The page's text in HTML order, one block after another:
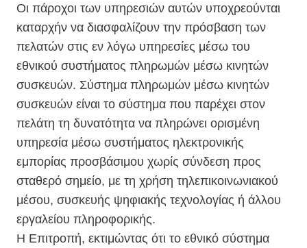
Οι πάροχοι των υπηρεσιών αυτών υποχρεούνται
καταρχήν να διασφαλίζουν την πρόσβαση των
πελατών στις εν λόγω υπηρεσίες μέσω του
εθνικού συστήματος πληρωμών μέσω κινητών
συσκευών. Σύστημα πληρωμών μέσω κινητών
συσκευών είναι το σύστημα που παρέχει στον
πελάτη τη δυνατότητα να πληρώνει ορισμένη
υπηρεσία μέσω συστήματος ηλεκτρονικής
εμπορίας προσβάσιμου χωρίς σύνδεση προς
σταθερό σημείο, με τη χρήση τηλεπικοινωνιακού
μέσου, συσκευής ψηφιακής τεχνολογίας ή άλλου
εργαλείου πληροφορικής.
Η Επιτροπή, εκτιμώντας ότι το εθνικό σύστημα